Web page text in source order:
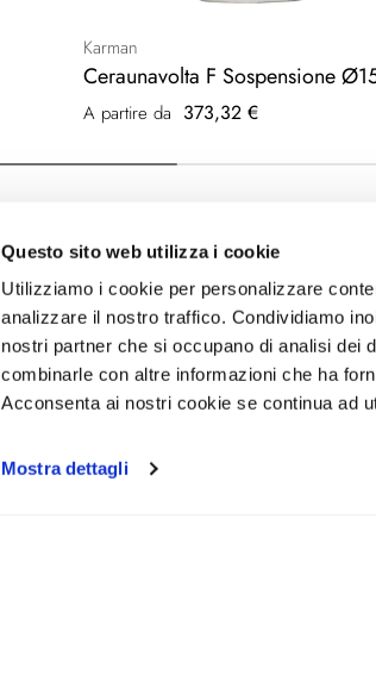
Questo sito web utilizza i cookie
Utilizziamo i cookie per personalizzare
analizzare il nostro traffico. Condividiamo
nostri partner che si occupano di analisi dei
combinarle con altre informazioni che ha
Acconsenta ai nostri cookie se continua ad
Mostra dettagli
Karman
Ceraunavolta F Sospensione
A partire da 373,32 €